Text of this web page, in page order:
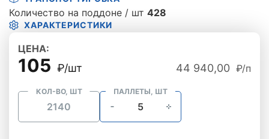
Количество на поддоне / шт 428
ХАРАКТЕРИСТИКИ
ЦЕНА:
105 ₽/шт 44 940,00 ₽/п
КОЛ-ВО, ШТ ПАЛЛЕТЫ, ШТ